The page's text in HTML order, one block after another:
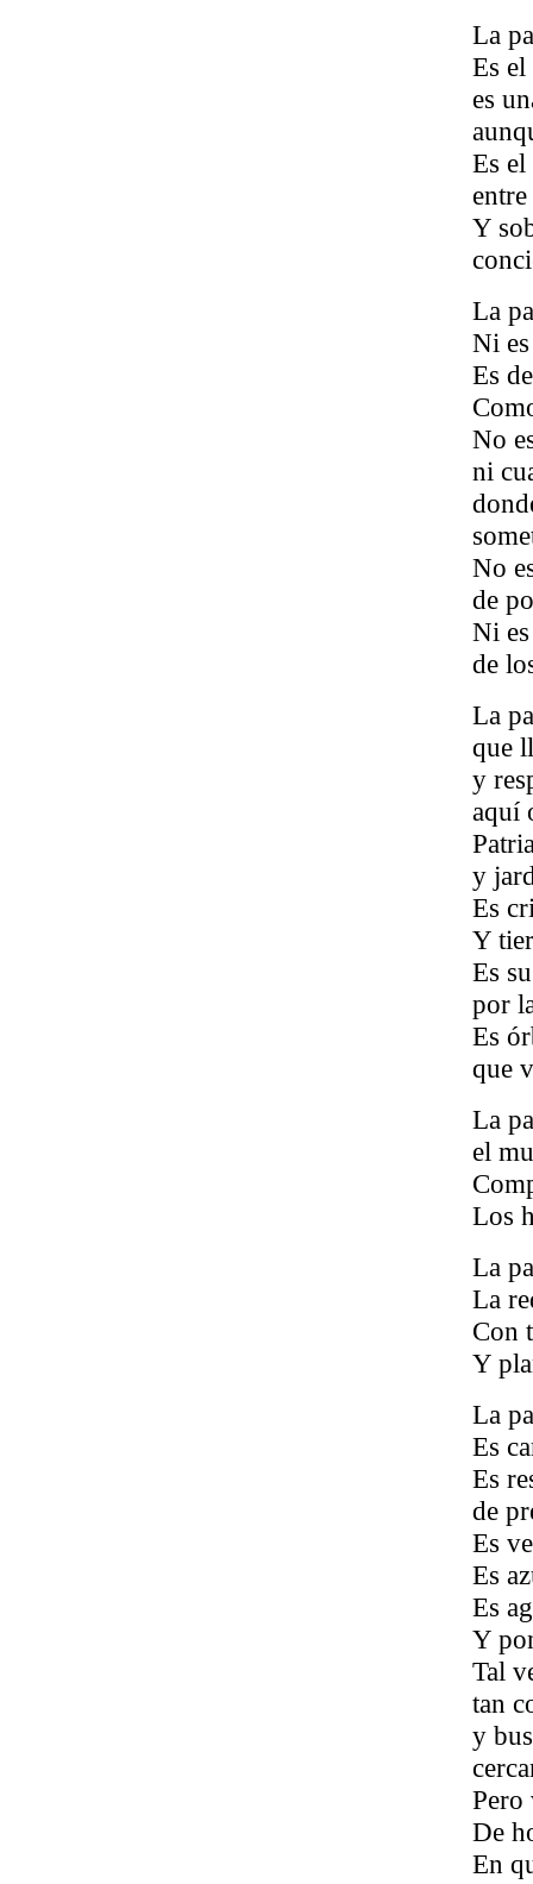
La
Es
es
Es
Y
La
Ni
Es
No
ni
No
de
Ni
de
La
que
y
aquí
y
Es
Y
Es
por
Es
que
La
el
Los
La
La
Con
Y
La
Es
Es
de
Es
Es
Es
Y
Tal
tan
y
Pero
De
En